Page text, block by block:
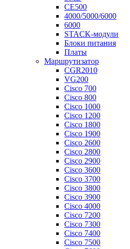
CE500
4000/5000/6000
6000
STACK-модули
Блоки питания
Платы
Маршрутизатор
CGR2010
VG200
Cisco 700
Cisco 800
Cisco 1000
Cisco 1200
Cisco 1800
Cisco 1900
Cisco 2600
Cisco 2800
Cisco 2900
Cisco 3600
Cisco 3700
Cisco 3800
Cisco 3900
Cisco 4000
Cisco 7200
Cisco 7300
Cisco 7400
Cisco 7500